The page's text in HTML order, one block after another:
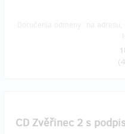
(
CD Zvěřinec 2 s